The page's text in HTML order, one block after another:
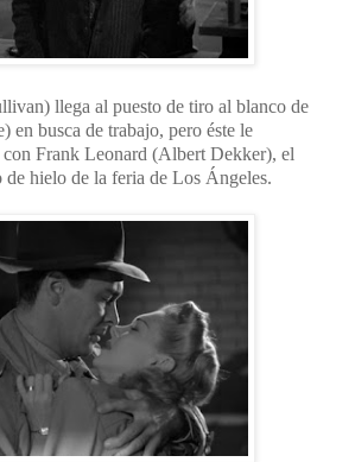
llega al puesto de tiro al blanco de
en busca de trabajo, pero éste le
con Frank Leonard (Albert Dekker), el
de hielo de la feria de Los Ángeles.